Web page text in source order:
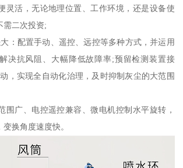
灵活，无论地理位置、工作环境，还是设备使
需二次投资;
：配置手动、遥控、远控等多种方式，并运用
决抗风阻、大幅降低故障率;预留检测装置接
，实现全自动化治理，及时抑制灰尘的大范围
围广、电控遥控兼容、微电机控制水平旋转，
换角度速度快。